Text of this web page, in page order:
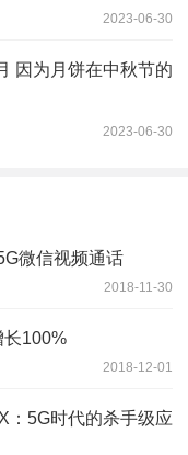
2023-06-30
因为月饼在中秋节的
2023-06-30
微信视频通话
2018-11-30
长100%
2018-12-01
：5G时代的杀手级应